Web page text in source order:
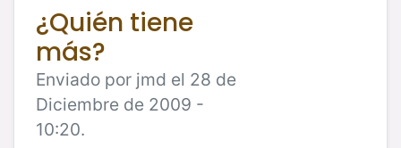
¿Quién tiene
más?
Enviado por jmd el 28 de
Diciembre de 2009 -
10:20.